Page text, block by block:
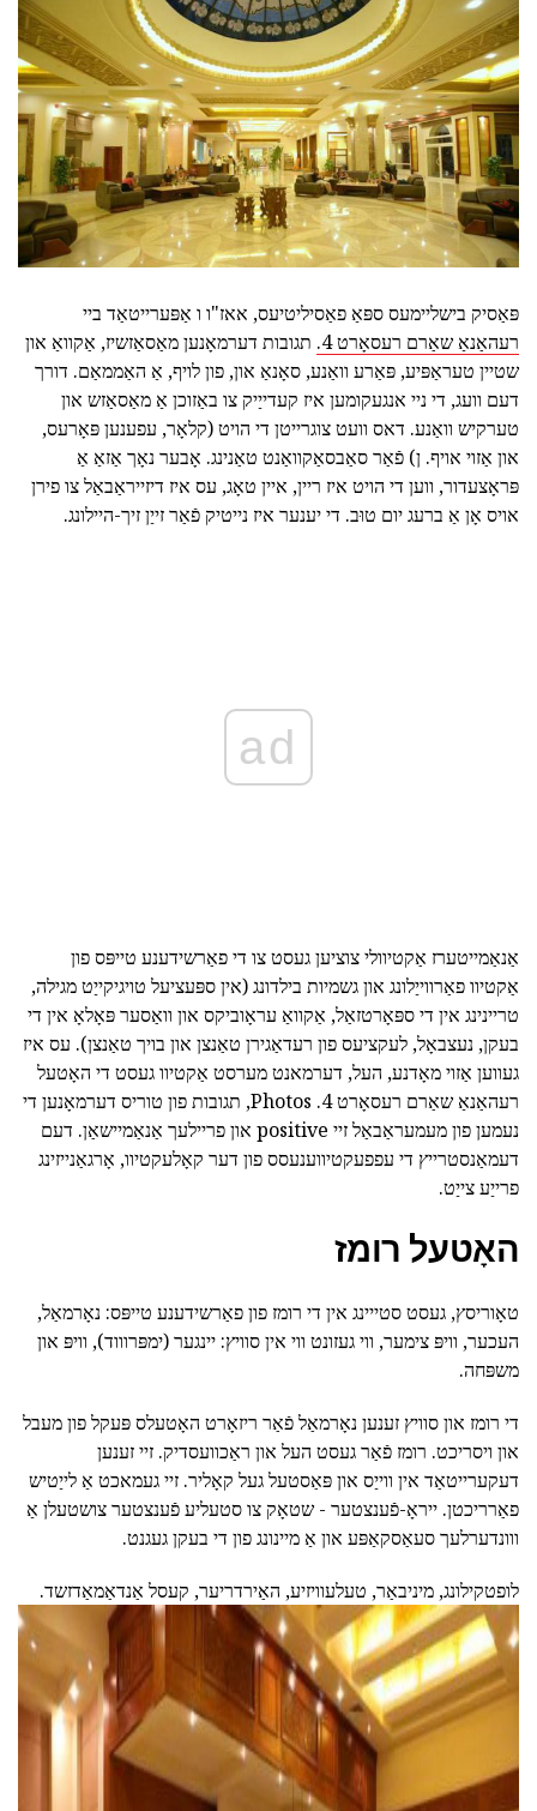
פּאַסיק בישליימעס ספּאַ פאַסיליטיעס, אאז"ו ו אַפּערייטאַד ביי
רעהאַנאַ שאַרם רעסאָרט 4.
תגובות דערמאָנען מאַסאַזשיז, אַקוואַ און
שטיין טעראַפּיע, פּאַרע וואַנע, סאָנאַ און, פון לויף, אַ האַממאַם. דורך
דעם וועג, די ניי אנגעקומען איז קעדייַיק צו באַזוכן אַ מאַסאַזש און
טערקיש וואַנע. דאס וועט צוגרייטן די הויט (קלאָר, עפענען פּאָרעס,
און אַזוי אויף. ן) פֿאַר סאַבסאַקוואַנט טאַנינג. אָבער נאָך אַזאַ אַ
פּראָצעדור, ווען די הויט איז ריין, איין טאָג, עס איז דיזייראַבאַל צו פירן
אויס אָן אַ ברעג יום טוּב. די יענער איז נייטיק פֿאַר זייַן זיך-היילונג.
ad
אַנאַמייטערז אַקטיוולי צוציען געסט צו די פאַרשידענע טייפּס פון
אַקטיוו פאַרווייַלונג און גשמיות בילדונג (אין ספּעציעל טויגיקייַט מגילה,
טריינינג אין די ספּאָרטזאַל, אַקוואַ עראָוביקס און וואַסער פּאָלאָ אין די
בעקן, נעצבאָל, לעקציעס פון רעדאַגירן טאַנצן און בויך טאַנצן). עס איז
געווען אַזוי מאָדנע, העל, דערמאנט מערסט אַקטיוו געסט די האָטעל
רעהאַנאַ שאַרם רעסאָרט 4. Photos, תגובות פון טוריס דערמאָנען די
נעמען פון מעמעראַבאַל זיי positive און פריילעך אַנאַמיישאַן. דעם
דעמאַנסטרייץ די עפפעקטיווענעסס פון דער קאָלעקטיוו, אָרגאַנייזינג
פרייַע צייַט.
האָטעל רומז
טאָוריסץ, געסט סטייינג אין די רומז פון פאַרשידענע טייפּס: נאָרמאַל,
העכער, וויפּ צימער, ווי געזונט ווי אין סוויץ: יינגער (ימפּרוווד), וויפּ און
משפּחה.
די רומז און סוויץ זענען נאָרמאַל פֿאַר ריזאָרט האָטעלס פּעקל פון מעבל
און ויסריכט. רומז פֿאַר געסט העל און ראַכוועסדיק. זיי זענען
דעקערייטאַד אין ווייַס און פּאַסטעל געל קאָליר. זיי געמאכט אַ לייַטיש
פאַרריכטן. ייראָ-פֿענצטער - שטאָק צו סטעליע פֿענצטער צושטעלן אַ
ווונדערלעך סעאַסקאַפּע און אַ מיינונג פון די בעקן געגנט.
לופטקילונג, מיניבאַר, טעלעוויזיע, האַירדריער, קעסל אַנדאַמאַדזשד.